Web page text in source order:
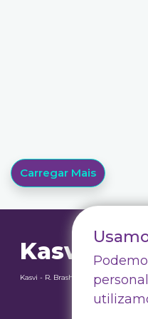
Carregar Mais
Kasvi
Kasvi - R. Brasholanda, 240 -